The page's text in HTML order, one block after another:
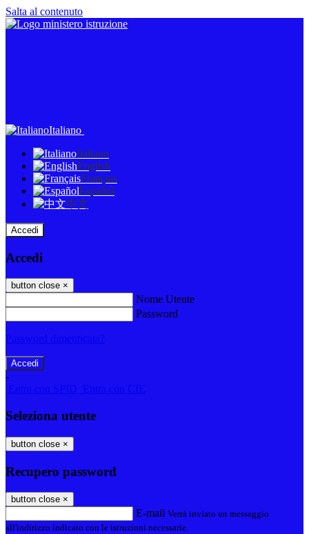
Salta al contenuto
Italiano
Italiano
English
Français
Español
中文
Accedi
Accedi
button close ×
Nome Utente
Password
-
Seleziona utente
button close ×
Recupero password
button close ×
E-mail Verrà inviato un messaggio
all'indirizzo indicato con le istruzioni necessarie.